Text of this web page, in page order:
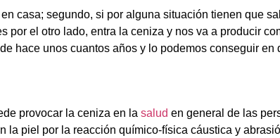
casa; segundo, si por alguna situación tienen que
por el otro lado, entra la ceniza y nos va a producir
hace unos cuantos años y lo podemos conseguir en
provocar la ceniza en la salud en general de las
la piel por la reacción químico-física cáustica y